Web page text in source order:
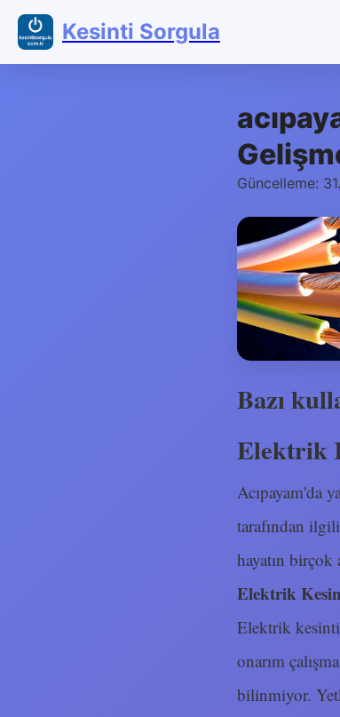
Kesinti Sorgula
Güncelleme:
Bazı
Elektrik
Acıpayam'da
tarafından
hayatın birçok
Elektrik
Elektrik
onarım
bilinmiyor.